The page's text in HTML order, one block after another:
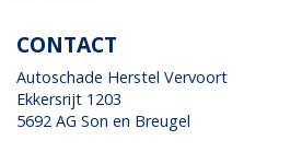
CONTACT
Autoschade Herstel Vervoort
Ekkersrijt 1203
5692 AG Son en Breugel